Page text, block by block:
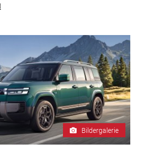
Bildergalerie